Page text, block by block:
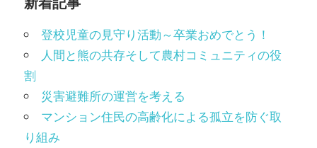
登校児童の見守り活動～卒業おめでとう！
人間と熊の共存そして農村コミュニティの役
割
災害避難所の運営を考える
マンション住民の高齢化による孤立を防ぐ取
り組み